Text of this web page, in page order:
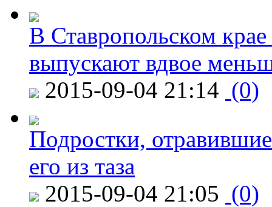
В Ставропольском
выпускают вдвое
2015-09-04 21:14 (0)
Подростки,
его из таза
2015-09-04 21:05 (0)